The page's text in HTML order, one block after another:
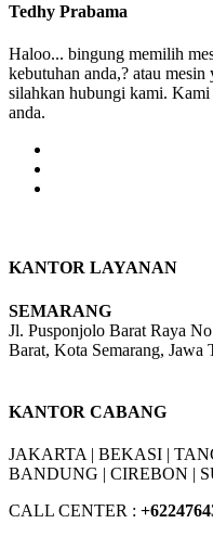
Tedhy Prabama
Haloo... bingung memilih
kebutuhan anda,? atau mesin
silahkan hubungi kami.
anda.
KANTOR LAYANAN
SEMARANG
Jl. Pusponjolo Barat Raya
Barat, Kota Semarang, Jawa
KANTOR CABANG
JAKARTA | BEKASI |
BANDUNG | CIREBON |
CALL CENTER : +62